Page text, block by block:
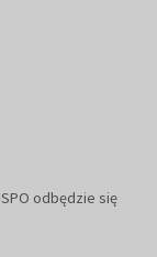
odbędzie się